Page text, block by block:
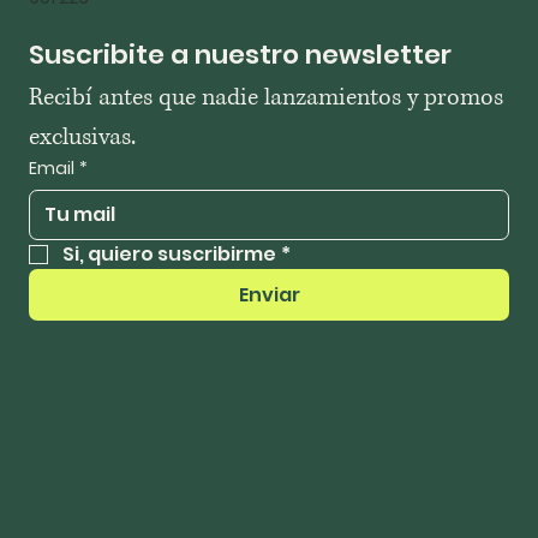
Suscribite a nuestro newsletter
Recibí antes que nadie lanzamientos y promos
exclusivas.
Email *
Si, quiero suscribirme *
Enviar